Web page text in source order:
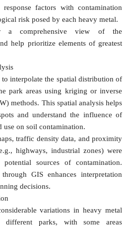
factors with contamination
risk posed by each heavy metal.
a comprehensive view of the
help prioritize elements of greatest
interpolate the spatial distribution of
park areas using kriging or inverse
methods. This spatial analysis helps
and understand the influence of
use on soil contamination.
traffic density data, and proximity
highways, industrial zones) were
sources of contamination.
GIS enhances interpretation
decisions.
variations in heavy metal
different parks, with some areas